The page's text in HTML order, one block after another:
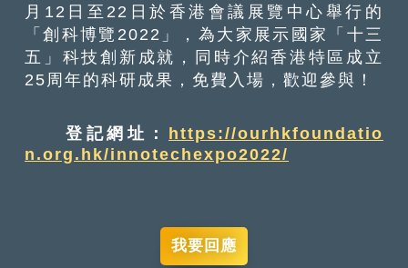
月12日至22日於香港會議展覽中心舉行的
「創科博覽2022」，為大家展示國家「十三
五」科技創新成就，同時介紹香港特區成立
25周年的科研成果，免費入場，歡迎參與！
登記網址： https://ourhkfoundatio
n.org.hk/innotechexpo2022/
我要回應